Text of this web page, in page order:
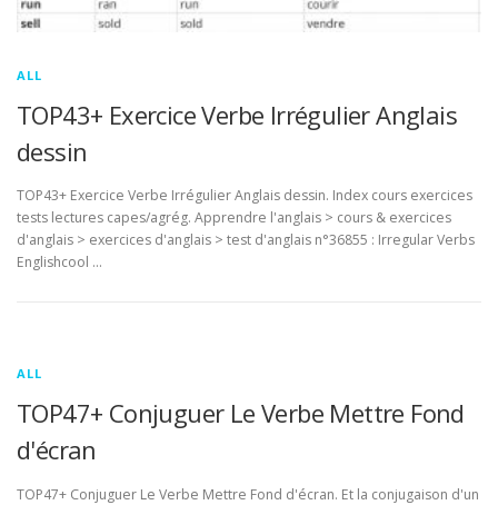
ALL
TOP43+ Exercice Verbe Irrégulier Anglais
dessin
TOP43+ Exercice Verbe Irrégulier Anglais dessin. Index cours exercices
tests lectures capes/agrég. Apprendre l'anglais > cours & exercices
d'anglais > exercices d'anglais > test d'anglais n°36855 : Irregular Verbs
Englishcool …
ALL
TOP47+ Conjuguer Le Verbe Mettre Fond
d'écran
TOP47+ Conjuguer Le Verbe Mettre Fond d'écran. Et la conjugaison d'un